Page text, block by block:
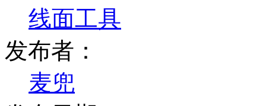
线面工具
发布者：
麦兜